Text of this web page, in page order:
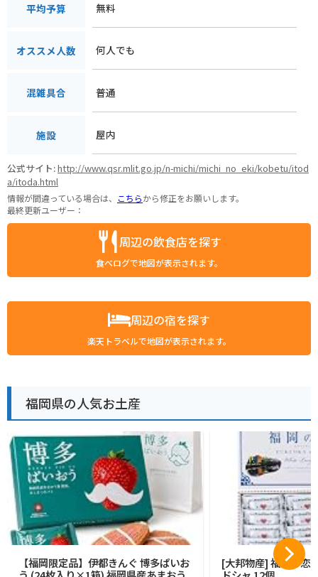
平均予算 無料
オススメ人数 何人でも
混雑具合 普通
施設 屋内
公式サイト:http://www.qsr.mlit.go.jp/n-michi/michi_no_eki/kobetu/itod
a/itoda.html
情報が間違っている場合は、 こちらから修正をお願いします。
最終更新ユーザー：
周辺の飲食店を探す
食べログで地図が表示されます。
周辺の宿を探す
楽天トラベルで地図が表示されます。
福岡県の人気お土産
【福岡限定品】伊都きんぐ 博多ぱいお
[大邦物産] 福岡の恋